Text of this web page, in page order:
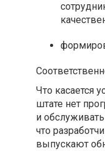
Что касается
штате нет
и
что
выпускают